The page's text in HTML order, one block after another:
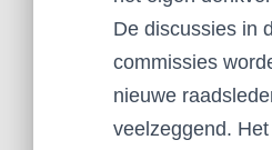
De discussies in
commissies
nieuwe
veelzeggend. Het